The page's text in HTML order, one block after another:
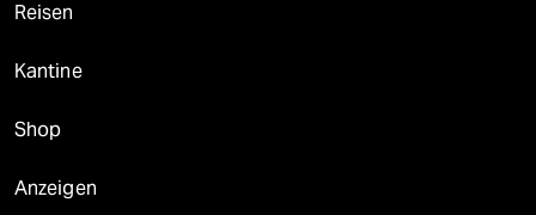
Reisen
Kantine
Shop
Anzeigen